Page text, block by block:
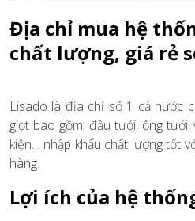
Địa chỉ mua hệ
chất lượng, giá rẻ
Lisado là địa chỉ số 1 cả nước
giọt bao gồm: đầu tưới, ống
kiện… nhập khẩu chất lượng tốt
hàng.
Lợi ích của hệ